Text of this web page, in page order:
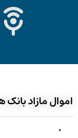
اموال مازاد